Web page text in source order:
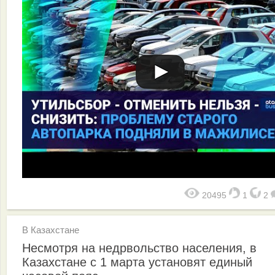
20495 1 2
В Казахстане
Несмотря на недрвольство населения, в
Казахстане с 1 марта установят единый